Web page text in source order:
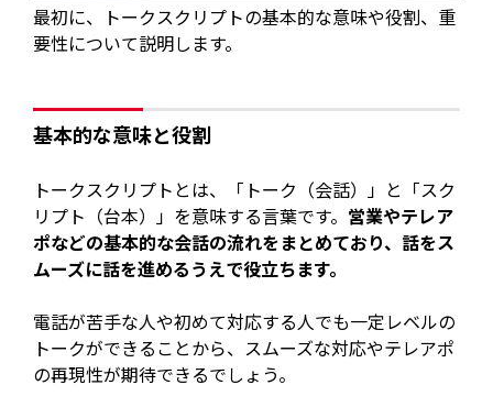
最初に、トークスクリプトの基本的な意味や役割、重
要性について説明します。
基本的な意味と役割
トークスクリプトとは、「トーク（会話）」と「スク
リプト（台本）」を意味する言葉です。 営業やテレア
ポなどの基本的な会話の流れをまとめており、話をス
ムーズに話を進めるうえで役立ちます。
電話が苦手な人や初めて対応する人でも一定レベルの
トークができることから、スムーズな対応やテレアポ
の再現性が期待できるでしょう。